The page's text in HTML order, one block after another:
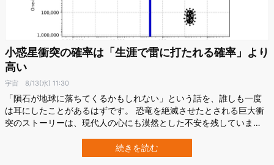
小惑星衝突の確率は「生涯で雷に打たれる確率」より
高い
宇宙 8/13(水) 11:30
「隕石が地球に落ちてくるかもしれない」という話を、誰しも一度
は耳にしたことがあるはずです。 恐竜を絶滅させたとされる巨大衝
突のストーリーは、現代人の心にも漠然とした不安を残していま
リン工科大学（Olin College of Engineering）の研究チームは、直径
140メートル以上の地球近傍天体（NEO: Near-Earth …
続きを読む